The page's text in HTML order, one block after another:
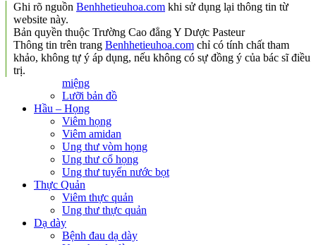
Ghi rõ nguồn Benhhetieuhoa.com khi sử dụng lại thông tin từ
website này.
Bản quyền thuộc Trường Cao đẳng Y Dược Pasteur
Thông tin trên trang Benhhetieuhoa.com chỉ có tính chất tham
khảo, không tự ý áp dụng, nếu không có sự đồng ý của bác sĩ điều
trị.
miệng
Lưỡi bản đồ
Hầu – Họng
Viêm họng
Viêm amidan
Ung thư vòm họng
Ung thư cổ họng
Ung thư tuyến nước bọt
Thực Quản
Viêm thực quản
Ung thư thực quản
Dạ dày
Bệnh đau dạ dày